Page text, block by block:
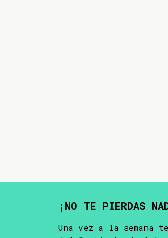
¡NO TE PIERDAS
Una vez a la semana